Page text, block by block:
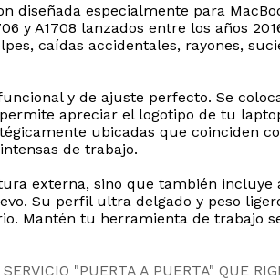
especialmente para
y A1708 lanzados entre los años
caídas accidentales, rayones,
y de ajuste perfecto. Se
apreciar el logotipo de tu
ubicadas que coinciden
de trabajo.
externa, sino que también
Su perfil ultra delgado y peso
Mantén tu herramienta de trabajo
"PUERTA A PUERTA" QUE